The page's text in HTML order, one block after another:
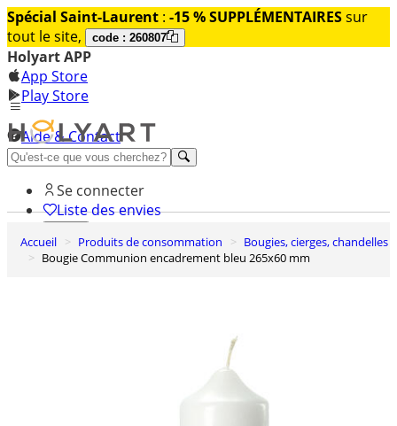
Spécial Saint-Laurent : -15 % SUPPLÉMENTAIRESsur
tout le site,
code : 260807
Holyart APP
App Store
Play Store
Aide & Contact
Découvrez Premium
Se connecter
Liste des envies
0
Panier
Accueil Produits de consommation
Bougies, cierges, chandelles
Bougie Communion encadrement bleu 265x60 mm